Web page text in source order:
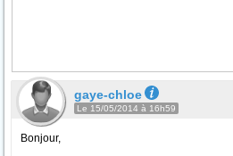
gaye-chloe
Le 15/05/2014 à 16h59
Bonjour,